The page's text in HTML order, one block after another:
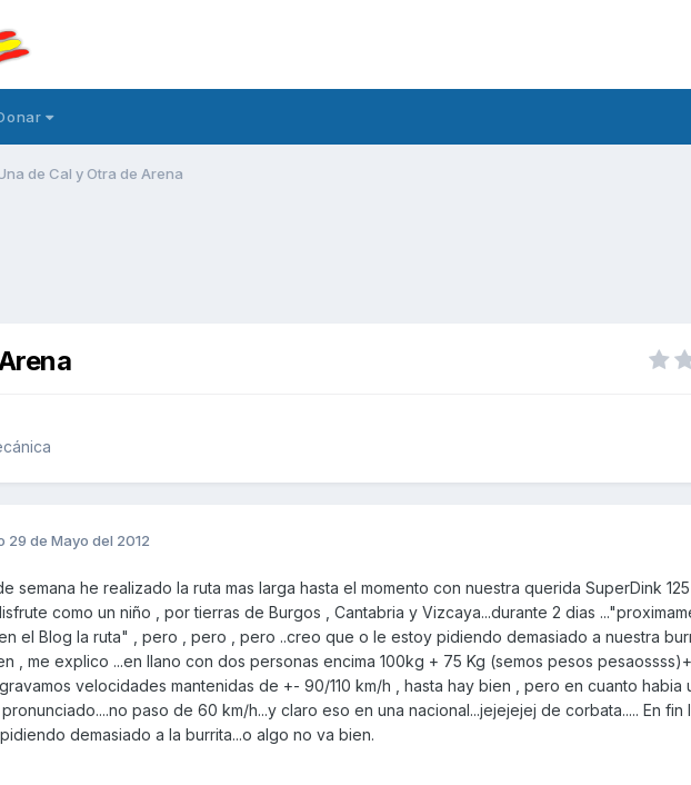
de Cal y Otra de Arena
29 de Mayo del 2012
semana he realizado la ruta mas larga hasta el momento con nuestra querida SuperDink
como un niño , por tierras de Burgos , Cantabria y Vizcaya...durante 2 dias
el Blog la ruta" , pero , pero , pero ..creo que o le estoy pidiendo demasiado a nuestra
, me explico ...en llano con dos personas encima 100kg + 75 Kg (semos pesos
velocidades mantenidas de +- 90/110 km/h , hasta hay bien , pero en cuanto habia
paso de 60 km/h...y claro eso en una nacional...jejejejej de corbata..... En fin
demasiado a la burrita...o algo no va bien.